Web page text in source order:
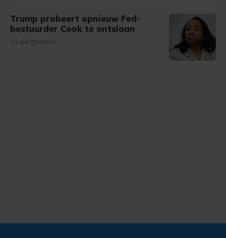
Trump probeert opnieuw Fed-
bestuurder Cook te ontslaan
11 uur geleden